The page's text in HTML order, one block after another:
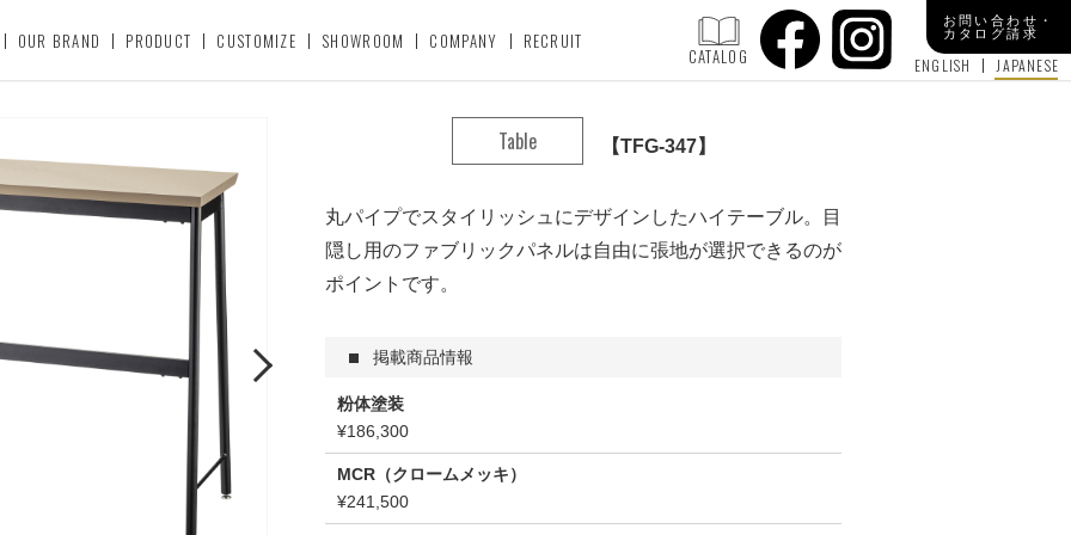
CATALOG
OUR BRAND PRODUCT CUSTOMIZE SHOWROOM COMPANY RECRUIT
ENGLISH JAPANESE
お問い合わせ・
カタログ請求
Next
Table TFG-347
丸パイプでスタイリッシュにデザインしたハイテーブル。目
隠し用のファブリックパネルは自由に張地が選択できるのが
ポイントです。
掲載商品情報
粉体塗装
¥186,300
MCR（クロームメッキ）
¥241,500